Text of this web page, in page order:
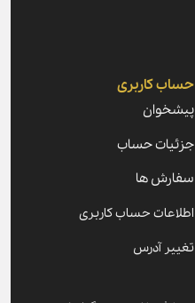
حساب کاربری
پیشخوان
جزئیات حساب
سفارش ها
اطلاعات حساب کاربری
تغییر آدرس